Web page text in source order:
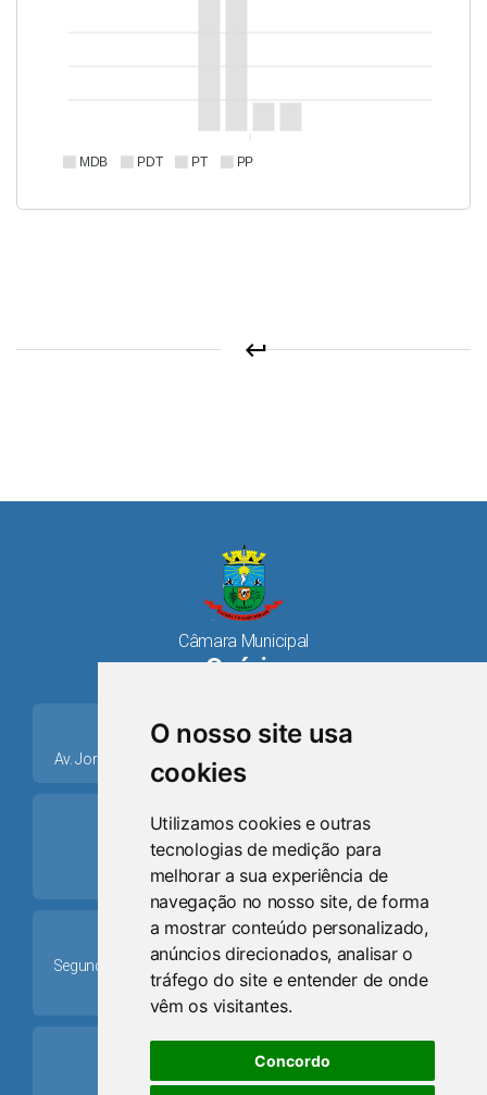
O nosso site usa
cookies
Utilizamos cookies e outras
tecnologias de medição para
melhorar a sua experiência de
navegação no nosso site, de forma
a mostrar conteúdo personalizado,
anúncios direcionados, analisar o
tráfego do site e entender de onde
vêm os visitantes.
Concordo
MDB PDT PT PP
keyboard_return
Câmara Municipal
Osório
place
Av. Jorge Dariva, 1211, Centro CEP: 95520.000 - Osório/RS
ring_volume
Telefone
(51) 9 8024-0884
Schedule
Segunda-feira a Sexta-feira: 08h às 12h e das 13h30min às
17h30min
mail
Email